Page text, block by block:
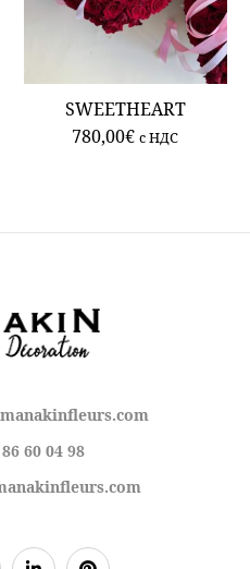
SWEETHEART
780,00€ c НДС
60 04 98